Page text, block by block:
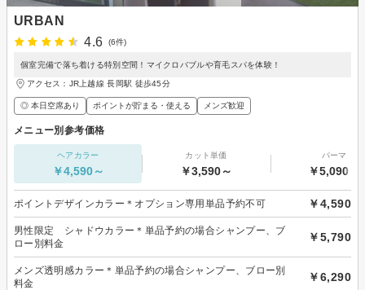
URBAN
4.6
(6件)
個室完備で落ち着ける特別空間！マイクロバブルや育毛スパを体験！
アクセス：JR上越線 長岡駅 徒歩45分
◎ 本日空席あり ポイントが貯まる・使える メンズ歓迎
メニュー別参考価格
ヘアカラー
￥4,590～
カット単価
￥3,590～
パーマ
￥5,090～
ポイントデザインカラー＊オプション専用単品予約不可 ￥4,590
男性限定 シャドウカラー＊単品予約の場合シャンプー、ブ
ロー別料金
￥5,790
メンズ透明感カラー＊単品予約の場合シャンプー、ブロー別
料金
￥6,290